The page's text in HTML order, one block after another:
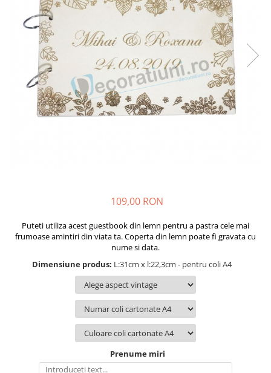
Cutii pentru poze si stick usb botez
Panouri si rame decor botez
Candy bar botez
Decoratiuni botez diverse
109,00 RON
Puteti utiliza acest guestbook din lemn pentru a pastra cele mai
frumoase amintiri din viata ta. Coperta din lemn poate fi gravata cu
nume si data.
Dimensiune produs: L:31cm x l:22,3cm - pentru coli A4
Prenume miri